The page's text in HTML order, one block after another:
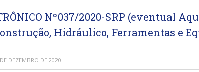
Nº037/2020-SRP (eventual
Hidráulico, Ferramentas e
DEZEMBRO DE 2020